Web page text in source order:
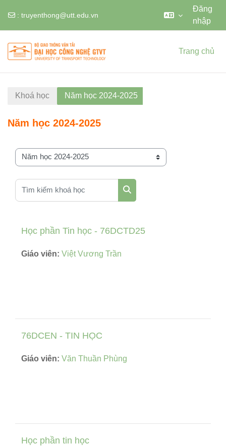
: truyenthong@utt.edu.vn
Đăng
nhập
Trang chủ
Khoá học Năm học 2024-2025
Năm học 2024-2025
Danh mục khoá học
Tìm kiếm khoá học
Tìm kiếm khoá học
Học phần Tin học - 76DCTD25
Giáo viên: Việt Vương Trần
76DCEN - TIN HỌC
Giáo viên: Văn Thuần Phùng
Học phần tin học